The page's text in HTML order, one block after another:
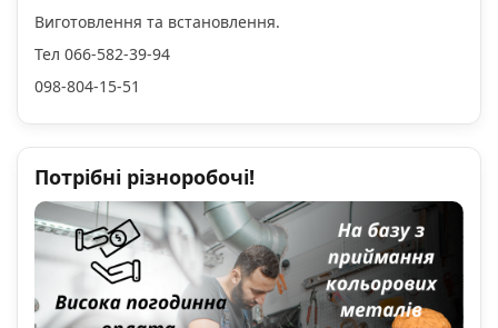
Виготовлення та встановлення.
Тел 066-582-39-94
098-804-15-51
Потрібні різноробочі!